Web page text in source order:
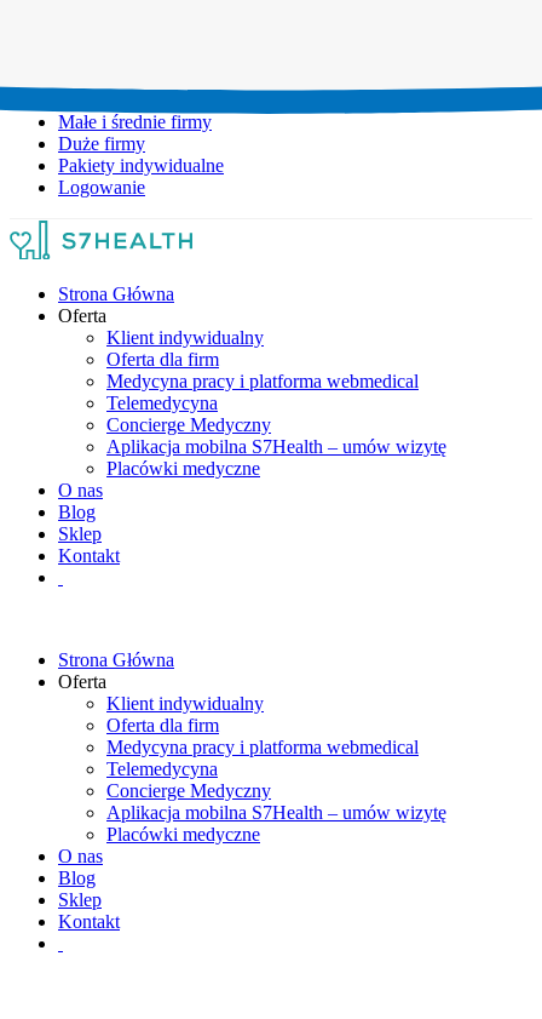
Małe i średnie firmy
Duże firmy
Pakiety indywidualne
Logowanie
Strona Główna
Oferta
Klient indywidualny
Oferta dla firm
Medycyna pracy i platforma webmedical
Telemedycyna
Concierge Medyczny
Aplikacja mobilna S7Health – umów wizytę
Placówki medyczne
O nas
Blog
Sklep
Kontakt
Strona Główna
Oferta
Klient indywidualny
Oferta dla firm
Medycyna pracy i platforma webmedical
Telemedycyna
Concierge Medyczny
Aplikacja mobilna S7Health – umów wizytę
Placówki medyczne
O nas
Blog
Sklep
Kontakt